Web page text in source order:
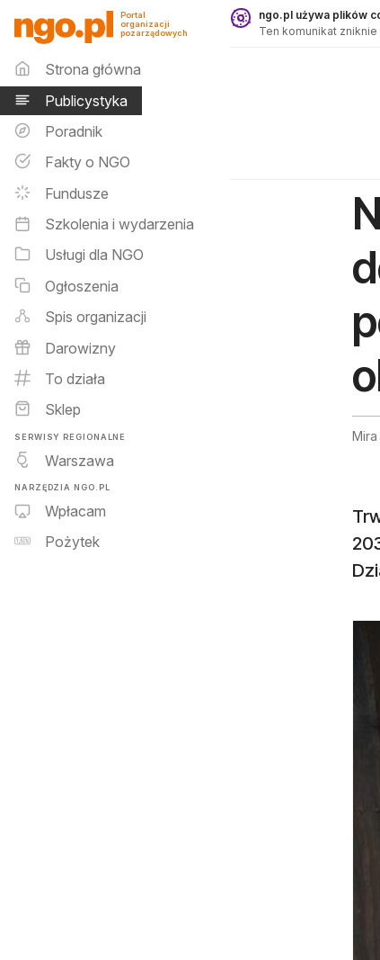
Publicystyka - ngo.pl
Portal
organizacji
pozarządowych
Menu główne
Strona główna
Publicystyka
Poradnik
Fakty o NGO
Fundusze
Szkolenia i wydarzenia
Usługi dla NGO
Ogłoszenia
Spis organizacji
Darowizny
To działa
Sklep
SERWISY REGIONALNE
Warszawa
NARZĘDZIA NGO.PL
Wpłacam
Pożytek
ngo.pl używa plików
Ten komunikat